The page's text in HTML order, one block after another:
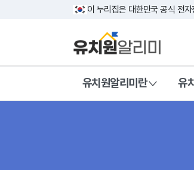
이 누리집은 대한민국 공식 전
유치원알리미란 유